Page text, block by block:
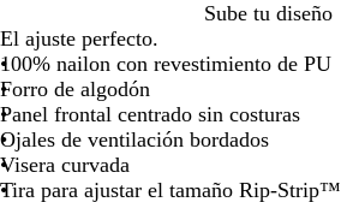
a
r
a
n
j
a
f
m
a
r
i
l
l
o
Sube tu diseño
El ajuste perfecto.
100% nailon con revestimiento de PU
Forro de algodón
Panel frontal centrado sin costuras
Ojales de ventilación bordados
Visera curvada
Tira para ajustar el tamaño Rip-Strip™